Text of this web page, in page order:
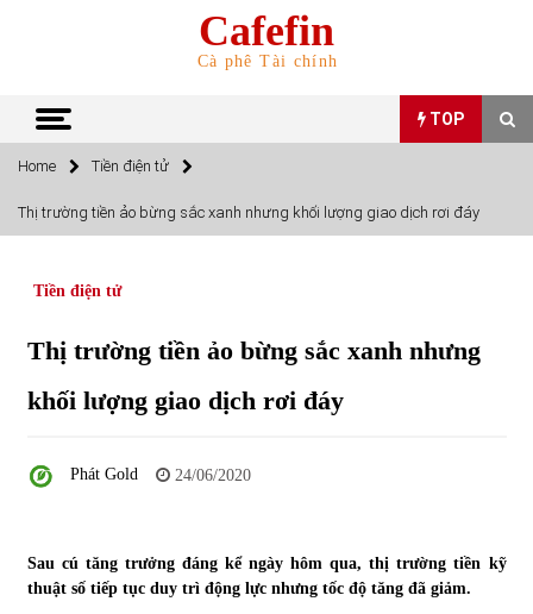
Cafefin
Cà phê Tài chính
TOP
TOP
Top 10 mặt hàng Việt Nam nhập khẩu nhiều nhất tháng
15/06/2022
Top 10 mặt hàng Việt Nam xuất khẩu nhiều nhất tháng
Tự doanh ngày 3.6.2022: CTCK mua ròng 28,7 tỷ đồng
Home Tiền điện tử
Thị trường tiền ảo bừng sắc xanh nhưng khối lượng giao dịch rơi đáy
Tiền điện tử
Thị trường tiền ảo bừng sắc xanh nhưng
khối lượng giao dịch rơi đáy
Phát Gold 24/06/2020
Sau cú tăng trưởng đáng kể ngày hôm qua, thị trường tiền kỹ
thuật số tiếp tục duy trì động lực nhưng tốc độ tăng đã giảm.